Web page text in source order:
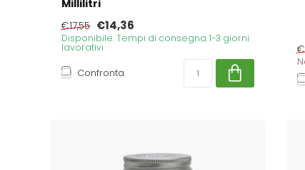
Millilitri
€17,55 €14,36
Disponibile. Tempi di consegna 1-3 giorni
lavorativi
Confronta